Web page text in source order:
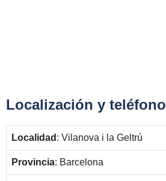
Localización y teléfono
Localidad : Vilanova i la Geltrú
Provincia: Barcelona